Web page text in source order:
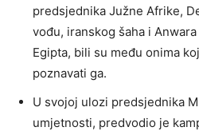
predsjednika Južne Afrike,
vođu, iranskog šaha i
Egipta, bili su među onima
poznavati ga.
U svojoj ulozi predsjednika
umjetnosti, predvodio je